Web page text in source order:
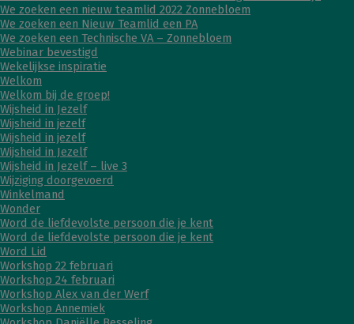
We zoeken een nieuw teamlid 2022 Zonnebloem
We zoeken een Nieuw Teamlid een PA
We zoeken een Technische VA – Zonnebloem
Webinar bevestigd
Wekelijkse inspiratie
Welkom
Welkom bij de groep!
Wijsheid in Jezelf
Wijsheid in jezelf
Wijsheid in jezelf
Wijsheid in Jezelf
Wijsheid in Jezelf – live 3
Wijziging doorgevoerd
Winkelmand
Wonder
Word de liefdevolste persoon die je kent
Word de liefdevolste persoon die je kent
Word Lid
Workshop 22 februari
Workshop 24 februari
Workshop Alex van der Werf
Workshop Annemiek